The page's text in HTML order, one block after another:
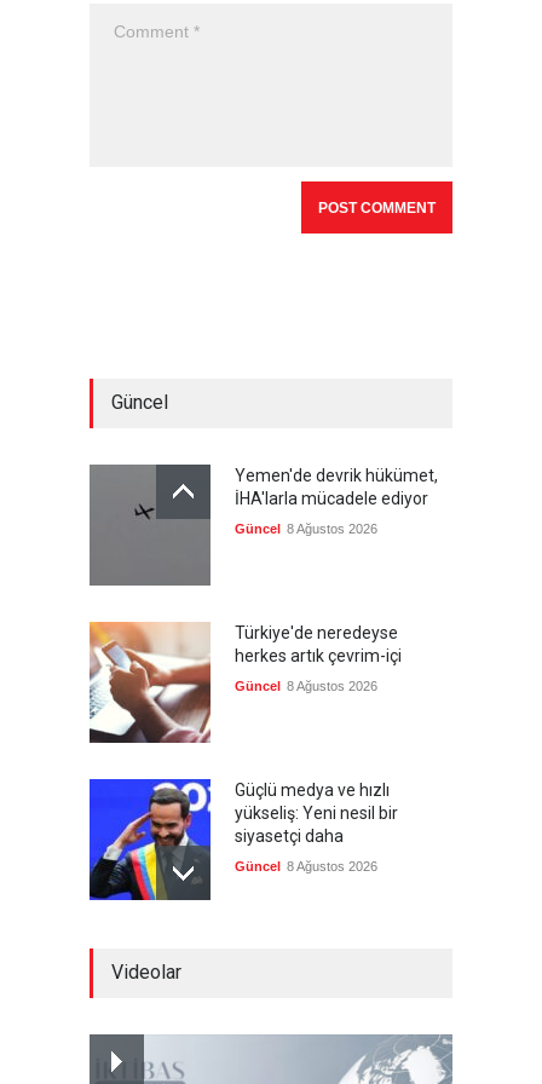
Güncel
Yemen'de devrik hükümet,
İHA'larla mücadele ediyor
Güncel 8 Ağustos 2026
Türkiye'de neredeyse
herkes artık çevrim-içi
Güncel 8 Ağustos 2026
Güçlü medya ve hızlı
yükseliş: Yeni nesil bir
siyasetçi daha
Güncel 8 Ağustos 2026
Videolar